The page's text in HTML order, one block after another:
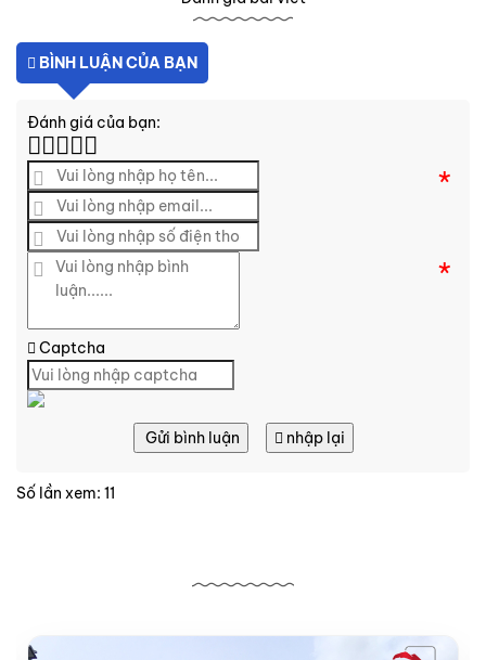
BÌNH LUẬN CỦA BẠN
Đánh giá của bạn:
*
*
Captcha
Gửi bình luận nhập lại
Số lần xem: 11